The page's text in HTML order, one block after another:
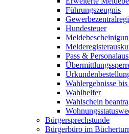
Führungszeugnis
Hundesteuer
Pass &
Wahlergebnisse
Wahlhelfer
Wahlschein
Bürgersprechstunde
Bürgerbüro im